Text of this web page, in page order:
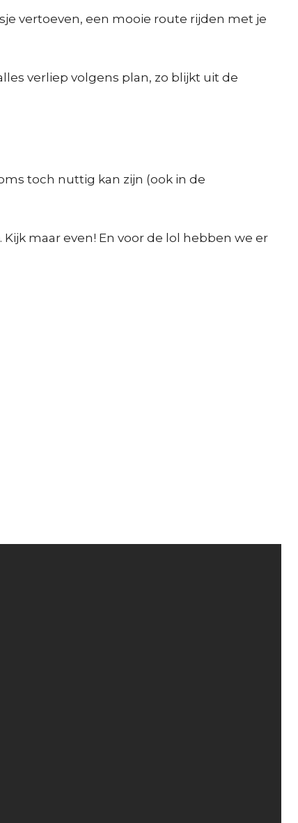
vertoeven, een mooie route rijden met je
verliep volgens plan, zo blijkt uit de
toch nuttig kan zijn (ook in de
maar even! En voor de lol hebben we er